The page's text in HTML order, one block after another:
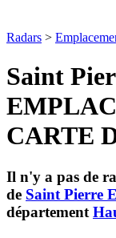
Radars >
Saint
CARTE
Il n'y a pas de
de Saint Pierre
département